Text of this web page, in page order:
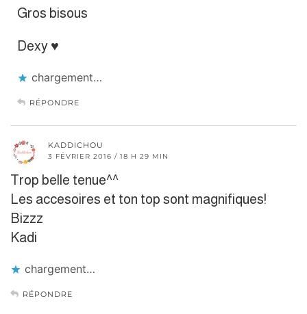
Gros bisous
Dexy ♥
chargement…
RÉPONDRE
KADDICHOU
3 FÉVRIER 2016 / 18 H 29 MIN
Trop belle tenue^^
Les accesoires et ton top sont magnifiques!
Bizzz
Kadi
chargement…
RÉPONDRE